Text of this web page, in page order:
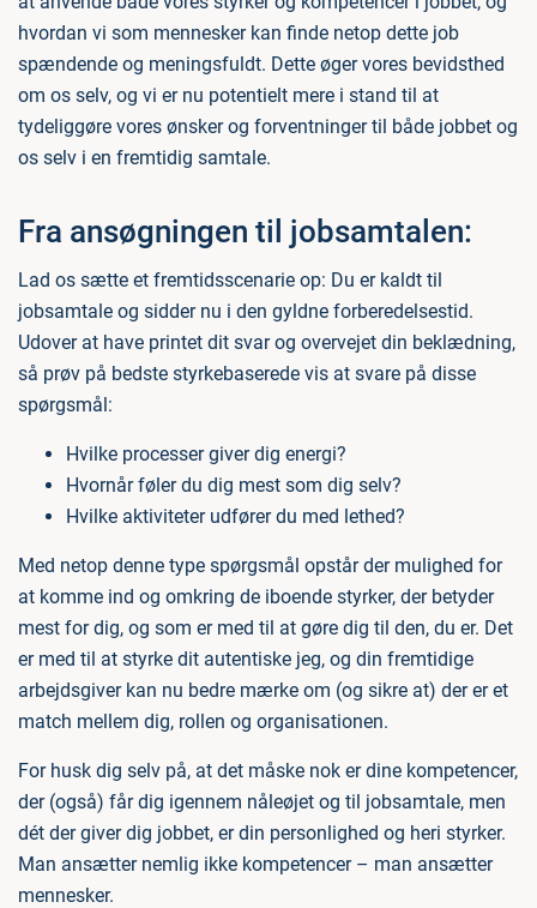
hvordan vi som mennesker kan finde netop dette job
spændende og meningsfuldt. Dette øger vores bevidsthed
om os selv, og vi er nu potentielt mere i stand til at
tydeliggøre vores ønsker og forventninger til både jobbet og
os selv i en fremtidig samtale.
Fra ansøgningen til jobsamtalen:
Lad os sætte et fremtidsscenarie op: Du er kaldt til
jobsamtale og sidder nu i den gyldne forberedelsestid.
Udover at have printet dit svar og overvejet din beklædning,
så prøv på bedste styrkebaserede vis at svare på disse
spørgsmål:
Hvilke processer giver dig energi?
Hvornår føler du dig mest som dig selv?
Hvilke aktiviteter udfører du med lethed?
Med netop denne type spørgsmål opstår der mulighed for
at komme ind og omkring de iboende styrker, der betyder
mest for dig, og som er med til at gøre dig til den, du er. Det
er med til at styrke dit autentiske jeg, og din fremtidige
arbejdsgiver kan nu bedre mærke om (og sikre at) der er et
match mellem dig, rollen og organisationen.
For husk dig selv på, at det måske nok er dine kompetencer,
der (også) får dig igennem nåleøjet og til jobsamtale, men
dét der giver dig jobbet, er din personlighed og heri styrker.
Man ansætter nemlig ikke kompetencer – man ansætter
mennesker.